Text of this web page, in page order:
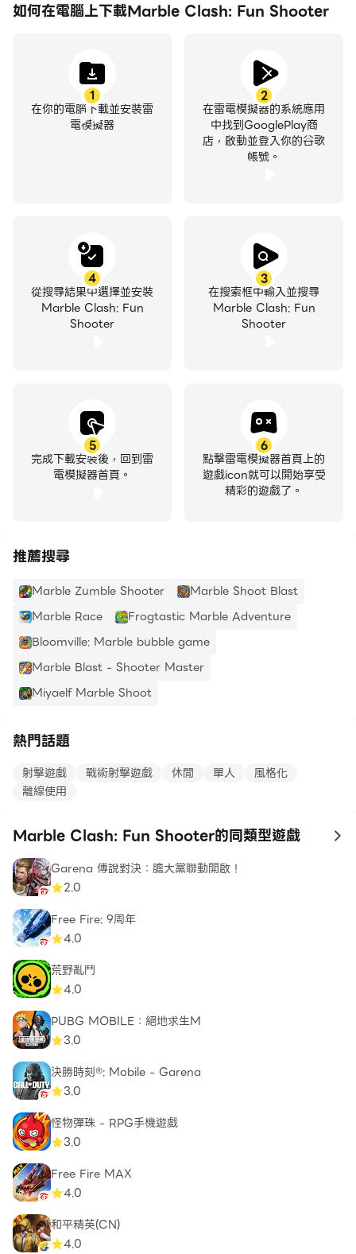
如何在電腦上下載Marble Clash: Fun Shooter
1
在你的電腦下載並安裝雷
電模擬器
2
在雷電模擬器的系統應用
中找到GooglePlay商
店，啟動並登入你的谷歌
帳號。
3
在搜索框中輸入並搜尋
Marble Clash: Fun
Shooter
4
從搜尋結果中選擇並安裝
Marble Clash: Fun
Shooter
5
完成下載安裝後，回到雷
電模擬器首頁。
6
點擊雷電模擬器首頁上的
遊戲icon就可以開始享受
精彩的遊戲了。
推薦搜尋
Marble Zumble Shooter
Marble Shoot Blast
Marble Race
Frogtastic Marble Adventure
Bloomville: Marble bubble game
Marble Blast - Shooter Master
Miyaelf Marble Shoot
熱門話題
射擊遊戲 戰術射擊遊戲 休閒 單人
風格化
離線使用
Marble Clash: Fun Shooter的同類型遊戲 to
Garena 傳說對決：膽大黨聯動開啟！
2.0
Free Fire: 9周年
4.0
荒野亂鬥
4.0
PUBG MOBILE：絕地求生M
3.0
決勝時刻®: Mobile - Garena
3.0
怪物彈珠 - RPG手機遊戲
3.0
Free Fire MAX
4.0
和平精英(CN)
4.0